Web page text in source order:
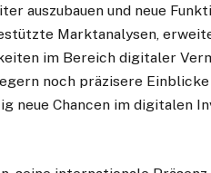
auszubauen und neue
Marktanalysen,
im Bereich digitaler
noch präzisere
neue Chancen im digitalen